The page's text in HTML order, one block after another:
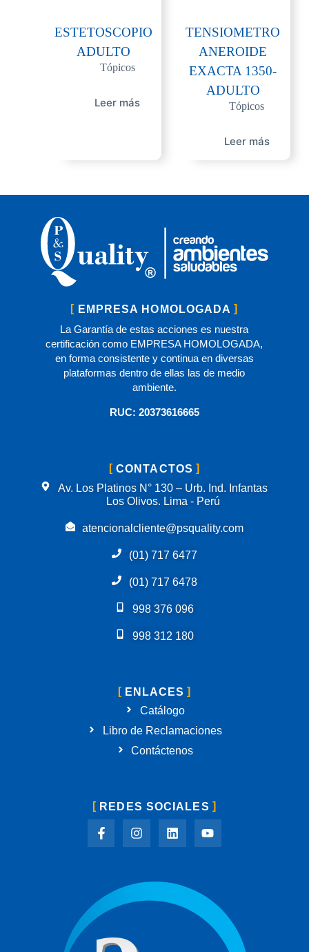
ESTETOSCOPIO
ADULTO
Tópicos
Leer más
TENSIOMETRO
ANEROIDE
EXACTA 1350-
ADULTO
Tópicos
Leer más
EMPRESA HOMOLOGADA
La Garantía de estas acciones es nuestra
certificación como EMPRESA HOMOLOGADA,
en forma consistente y continua en diversas
plataformas dentro de ellas las de medio
ambiente.
RUC: 20373616665
CONTACTOS
Av. Los Platinos N° 130 – Urb. Ind. Infantas
Los Olivos. Lima - Perú
atencionalcliente@psquality.com
(01) 717 6477
(01) 717 6478
998 376 096
998 312 180
ENLACES
Catálogo
Libro de Reclamaciones
Contáctenos
REDES SOCIALES